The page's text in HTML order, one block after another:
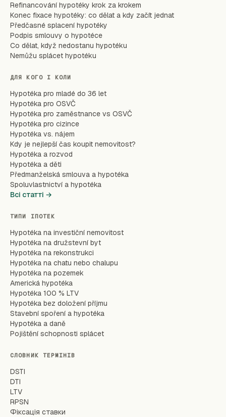
Refinancování hypotéky krok za krokem
Konec fixace hypotéky: co dělat a kdy začít jednat
Předčasné splacení hypotéky
Podpis smlouvy o hypotéce
Co dělat, když nedostanu hypotéku
Nemůžu splácet hypotéku
ДЛЯ КОГО І КОЛИ
Hypotéka pro mladé do 36 let
Hypotéka pro OSVČ
Hypotéka pro zaměstnance vs OSVČ
Hypotéka pro cizince
Hypotéka vs. nájem
Kdy je nejlepší čas koupit nemovitost?
Hypotéka a rozvod
Hypotéka a děti
Předmanželská smlouva a hypotéka
Spoluvlastnictví a hypotéka
Всі статті →
ТИПИ ІПОТЕК
Hypotéka na investiční nemovitost
Hypotéka na družstevní byt
Hypotéka na rekonstrukci
Hypotéka na chatu nebo chalupu
Hypotéka na pozemek
Americká hypotéka
Hypotéka 100 % LTV
Hypotéka bez doložení příjmu
Stavební spoření a hypotéka
Hypotéka a daně
Pojištění schopnosti splácet
СЛОВНИК ТЕРМІНІВ
DSTI
DTI
LTV
RPSN
Фіксація ставки